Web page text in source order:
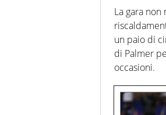
La gara
un paio di
di Palmer
occasioni.